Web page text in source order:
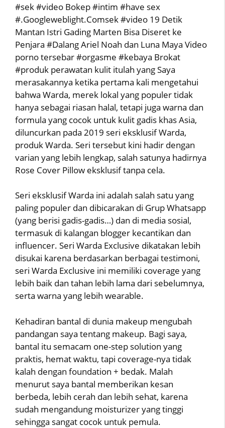
#sek #video Bokep #intim #have sex
#.Googleweblight.Comsek #video 19 Detik
Mantan Istri Gading Marten Bisa Diseret ke
Penjara #Dalang Ariel Noah dan Luna Maya Video
porno tersebar #orgasme #kebaya Brokat
#produk perawatan kulit itulah yang Saya
merasakannya ketika pertama kali mengetahui
bahwa Warda, merek lokal yang populer tidak
hanya sebagai riasan halal, tetapi juga warna dan
formula yang cocok untuk kulit gadis khas Asia,
diluncurkan pada 2019 seri eksklusif Warda,
produk Warda. Seri tersebut kini hadir dengan
varian yang lebih lengkap, salah satunya hadirnya
Rose Cover Pillow eksklusif tanpa cela.
Seri eksklusif Warda ini adalah salah satu yang
paling populer dan dibicarakan di Grup Whatsapp
(yang berisi gadis-gadis…) dan di media sosial,
termasuk di kalangan blogger kecantikan dan
influencer. Seri Warda Exclusive dikatakan lebih
disukai karena berdasarkan berbagai testimoni,
seri Warda Exclusive ini memiliki coverage yang
lebih baik dan tahan lebih lama dari sebelumnya,
serta warna yang lebih wearable.
Kehadiran bantal di dunia makeup mengubah
pandangan saya tentang makeup. Bagi saya,
bantal itu semacam one-step solution yang
praktis, hemat waktu, tapi coverage-nya tidak
kalah dengan foundation + bedak. Malah
menurut saya bantal memberikan kesan
berbeda, lebih cerah dan lebih sehat, karena
sudah mengandung moisturizer yang tinggi
sehingga sangat cocok untuk pemula.